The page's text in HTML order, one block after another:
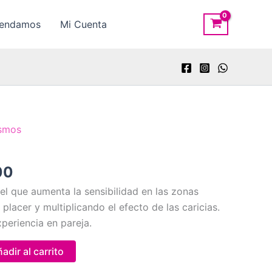
Mi Cuenta
precio
actual
es:
$10,000.
que aumenta la sensibilidad en las zonas
y multiplicando el efecto de las caricias.
en pareja.
al carrito